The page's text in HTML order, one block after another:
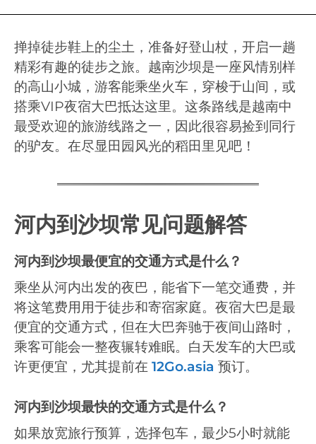
掸掉徒步鞋上的尘土，准备好登山杖，开启一趟
精彩有趣的徒步之旅。越南沙坝是一座风情别样
的高山小城，游客能乘坐火车，穿梭于山间，或
搭乘VIP夜宿大巴抵达这里。这条路线是越南中
最受欢迎的旅游线路之一，因此很容易捡到同行
的驴友。在尽显田园风光的稻田里见吧！
河内到沙坝常见问题解答
河内到沙坝最便宜的交通方式是什么？
乘坐从河内出发的夜巴，能省下一笔交通费，并
将这笔费用用于徒步和寄宿家庭。夜宿大巴是最
便宜的交通方式，但在大巴奔驰于夜间山路时，
乘客可能会一整夜辗转难眠。白天发车的大巴或
许更便宜，尤其提前在 12Go.asia 预订。
河内到沙坝最快的交通方式是什么？
如果放宽旅行预算，选择包车，最少5小时就能